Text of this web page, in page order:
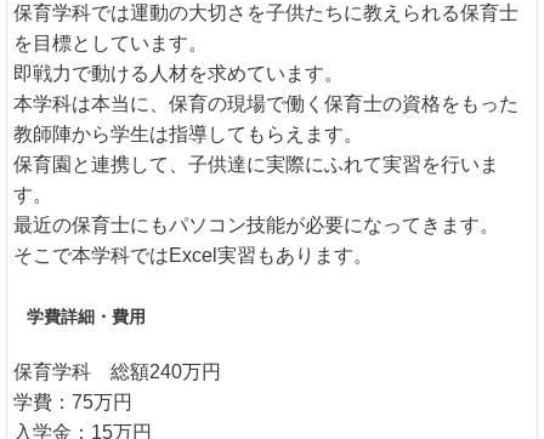
保育学科では運動の大切さを子供たちに教えられる保育士
を目標としています。
即戦力で動ける人材を求めています。
本学科は本当に、保育の現場で働く保育士の資格をもった
教師陣から学生は指導してもらえます。
保育園と連携して、子供達に実際にふれて実習を行いま
す。
最近の保育士にもパソコン技能が必要になってきます。
そこで本学科ではExcel実習もあります。
学費詳細・費用
保育学科 総額240万円
学費：75万円
入学金：15万円